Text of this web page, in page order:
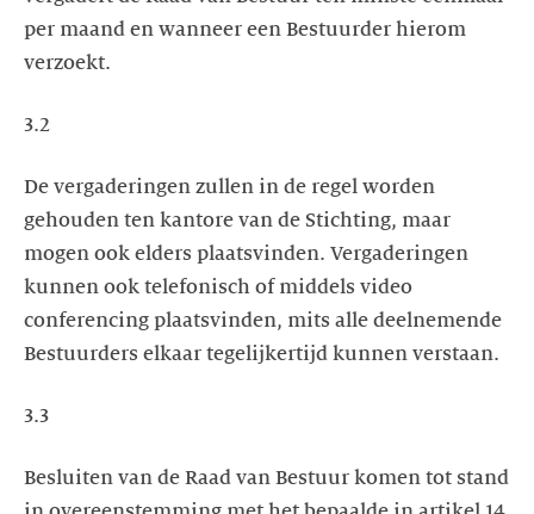
per maand en wanneer een Bestuurder hierom
verzoekt.
3.2
De vergaderingen zullen in de regel worden
gehouden ten kantore van de Stichting, maar
mogen ook elders plaatsvinden. Vergaderingen
kunnen ook telefonisch of middels video
conferencing plaatsvinden, mits alle deelnemende
Bestuurders elkaar tegelijkertijd kunnen verstaan.
3.3
Besluiten van de Raad van Bestuur komen tot stand